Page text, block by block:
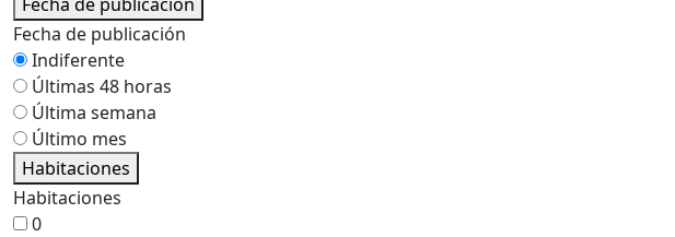
Fecha de publicación
Indiferente
Últimas 48 horas
Última semana
Último mes
Habitaciones
Habitaciones
0